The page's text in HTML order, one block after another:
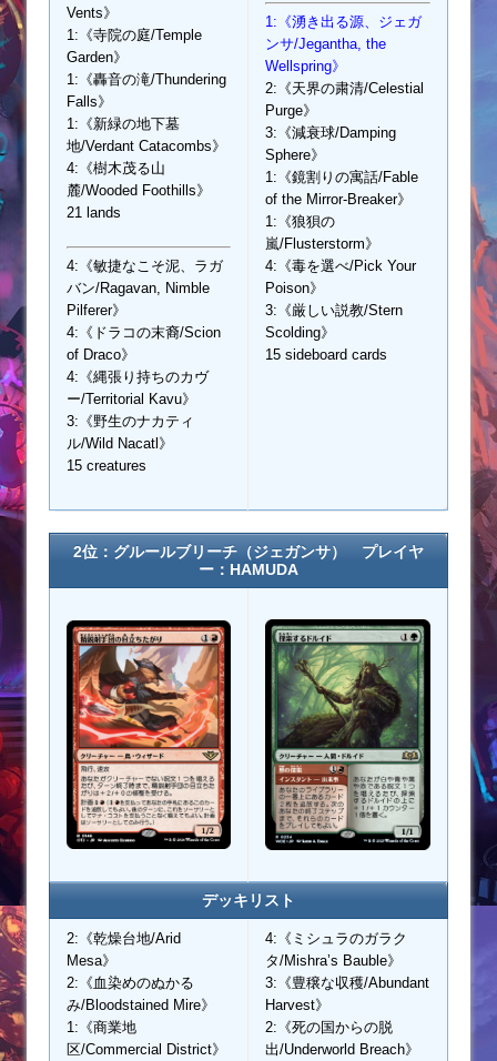
Vents》
1:《寺院の庭/Temple
Garden》
1:《轟音の滝/Thundering
Falls》
1:《新緑の地下墓
地/Verdant Catacombs》
4:《樹木茂る山
麓/Wooded Foothills》
21 lands
4:《敏捷なこそ泥、ラガ
バン/Ragavan, Nimble
Pilferer》
4:《ドラコの末裔/Scion
of Draco》
4:《縄張り持ちのカヴ
ー/Territorial Kavu》
3:《野生のナカティ
ル/Wild Nacatl》
15 creatures
1:《湧き出る源、ジェガ
ンサ/Jegantha, the
Wellspring》
2:《天界の粛清/Celestial
Purge》
3:《減衰球/Damping
Sphere》
1:《鏡割りの寓話/Fable
of the Mirror-Breaker》
1:《狼狽の
嵐/Flusterstorm》
4:《毒を選べ/Pick Your
Poison》
3:《厳しい説教/Stern
Scolding》
15 sideboard cards
2位：グルールブリーチ（ジェガンサ） プレイヤ
ー：HAMUDA
デッキリスト
2:《乾燥台地/Arid
Mesa》
2:《血染めのぬかる
み/Bloodstained Mire》
1:《商業地
区/Commercial District》
4:《ミシュラのガラク
タ/Mishra’s Bauble》
3:《豊穣な収穫/Abundant
Harvest》
2:《死の国からの脱
出/Underworld Breach》